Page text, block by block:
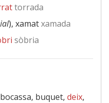
torrada
), xamatxamada
sòbria
buquet, deix,